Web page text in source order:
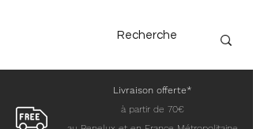
Livraison offerte*
à partir de 70€